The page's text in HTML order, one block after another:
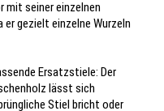
seiner einzelnen
gezielt einzelne Wurzeln
Ersatzstiele: Der
lässt sich
Stiel bricht oder